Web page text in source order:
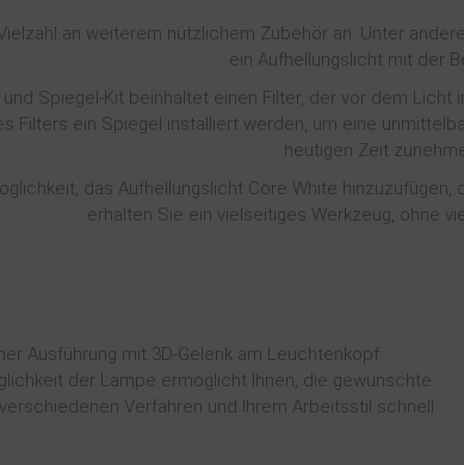
an weiterem nützlichem Zubehör an: Unter
ein Aufhellungslicht mit der
Spiegel-Kit beinhaltet einen Filter, der vor dem
Filters ein Spiegel installiert werden, um eine
heutigen Zeit
das Aufhellungslicht Core White
erhalten Sie ein vielseitiges Werkzeug, ohne
Ausführung mit 3D-Gelenk am Leuchtenkopf
der Lampe ermöglicht Ihnen, die gewünschte
Verfahren und Ihrem Arbeitsstil schnell